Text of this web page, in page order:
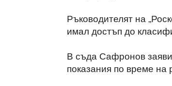
Ръководителят на
имал достъп до
В съда Сафронов
показания по време на